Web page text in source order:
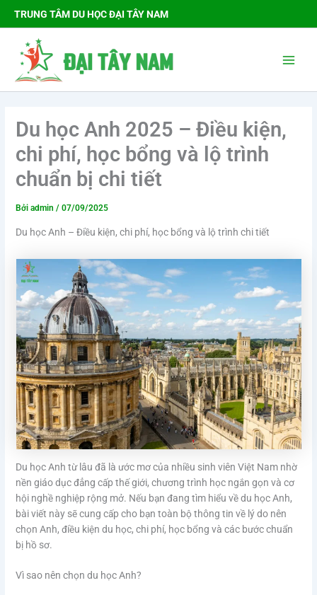
dung
TRUNG TÂM DU HỌC ĐẠI TÂY NAM
Du học Anh 2025 – Điều kiện,
chi phí, học bổng và lộ trình
chuẩn bị chi tiết
Bởiadmin/07/09/2025
Du học Anh – Điều kiện, chi phí, học bổng và lộ trình chi tiết
Du học Anh từ lâu đã là ước mơ của nhiều sinh viên Việt Nam nhờ
nền giáo dục đẳng cấp thế giới, chương trình học ngắn gọn và cơ
hội nghề nghiệp rộng mở. Nếu bạn đang tìm hiểu về du học Anh,
bài viết này sẽ cung cấp cho bạn toàn bộ thông tin về lý do nên
chọn Anh, điều kiện du học, chi phí, học bổng và các bước chuẩn
bị hồ sơ.
Vì sao nên chọn du học Anh?